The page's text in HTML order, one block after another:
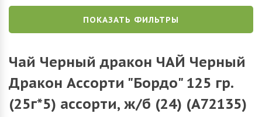
ПОКАЗАТЬ ФИЛЬТРЫ
Чай Черный дракон ЧАЙ Черный
Дракон Ассорти "Бордо" 125 гр.
(25г*5) ассорти, ж/б (24) (A72135)